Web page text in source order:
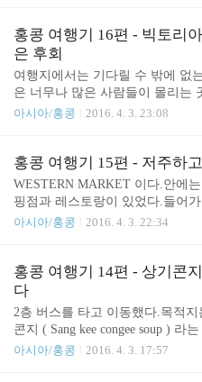
음에 무슨 과자를 사는 것.이거 최
고 엄청 일찍 일어나서 움직였었
다.일인당 구매 가능 갯수..
집이자, 여기를 찾아오는 과정이
회하지 않는다고 말할 수 있다.그
거리가 먼 피자와 맥주집이라는
여러가지 맥주를 팔고 있는데, 수
다.피자는 세상에서 2번째로 맛있
자다. 가장 첫 번째는 혹시 먹어보
한 것은 피자..
홍콩 여행기 16편 - 빅토리
은 후회
여행지에서는 기다릴 수 밖에 없
은 너무나 많은 사람들이 몰리는
명한 곳이라고 볼 수 있다.홍콩에
몇 시간은 기다린거 같은 느낌인
탈 수 있는 차례가 온다.도착하는
의자에 앉아갈 수 있었다.트램을
훨씬 편한다.그렇기에 트램 도착
면서 바라본 홍콩의 모습. 여기는
뒤쪽 뷰라고 볼 수 있다. 야경을
일찍 온 편이라 볼 수 있다.위에는
비..
아시아/홍콩 2016. 4. 3. 23:08
홍콩 여행기 15편 - 저주하
WESTERN MARKET 이다.안에
핑점과 레스토랑이 있었다.들어
고 평가할 수 있지만, 가본적 없었
이 곳은 유명한 밀크티 가게이다.
유명하다.물론 신던 양말은 아니
건네줄 필요도 없다.사이즈는 나
찾아간 곳은 TAI CHEONG
타르트로 유명한가 보다. 벌써 몇
를 먹은건지 모르겠다. 나 역시 블
아시아/홍콩 2016. 4. 3. 22:34
홍콩 여행기 14편 - 상기콘
다
2층 버스를 타고 이동했다.목적지
콘지 ( Sang kee congee soup ) 라
콩 사람들이 주로 사먹는 아침용
아시아/홍콩 2016. 4. 3. 17:57